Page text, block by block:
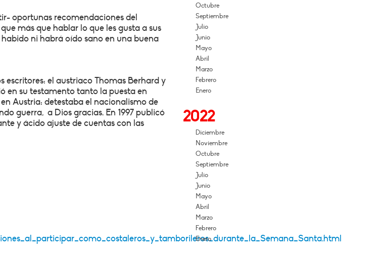
oportunas recomendaciones del
más que hablar lo que les gusta a sus
ni habrá oído sano en una buena
escritores: el austriaco Thomas Berhard y
en su testamento tanto la puesta en
Austria: detestaba el nacionalismo de
guerra, a Dios gracias. En 1997 publicó
y ácido ajuste de cuentas con las
Octubre
Septiembre
Julio
Junio
Mayo
Abril
Marzo
Febrero
Enero
2022
Diciembre
Noviembre
Octubre
Septiembre
Julio
Junio
Mayo
Abril
Marzo
Febrero
Enero